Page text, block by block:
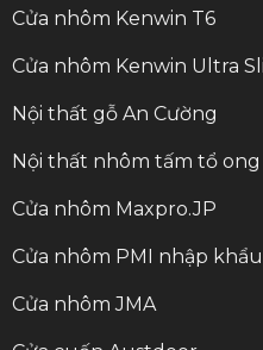
Cửa nhôm Kenwin T6
Cửa nhôm Kenwin Ultra
Nội thất gỗ An Cường
Nội thất nhôm tấm tổ ong
Cửa nhôm Maxpro.JP
Cửa nhôm PMI nhập khẩu
Cửa nhôm JMA